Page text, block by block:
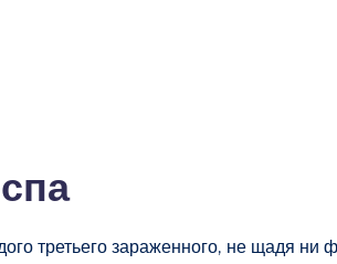
третьего зараженного, не щадя ни